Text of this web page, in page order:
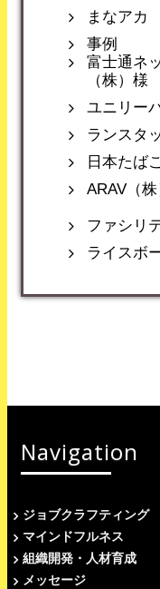
まなアカ
事例
富士通ネ
（株）様
ユニリー
ランスタ
日本たば
ARAV（
ファシリ
ライスボ
Navigation
ジョブクラフティング
マインドフルネス
組織開発・人材育成
メッセージ